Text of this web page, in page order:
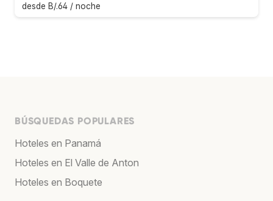
desde B/.64 / noche
BÚSQUEDAS POPULARES
Hoteles en Panamá
Hoteles en El Valle de Anton
Hoteles en Boquete